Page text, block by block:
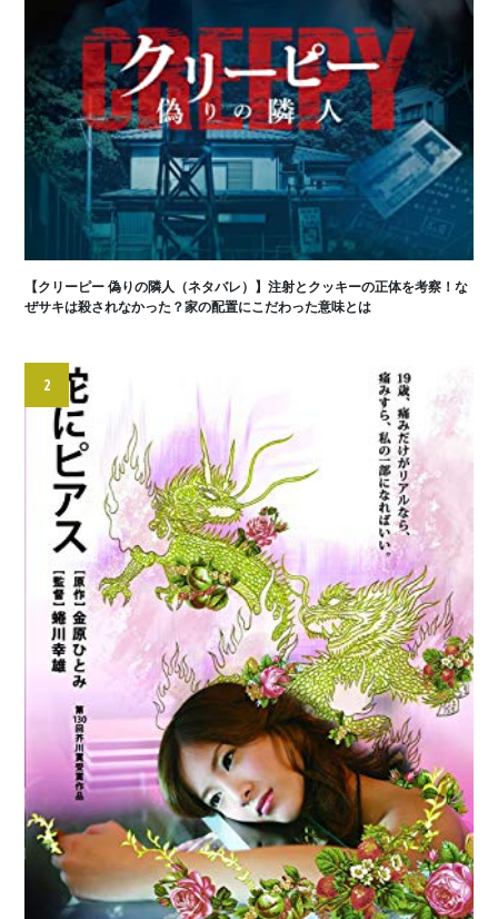
【クリーピー 偽りの隣人（ネタバレ）】注射とクッキーの正体を考察！な
ぜサキは殺されなかった？家の配置にこだわった意味とは
2